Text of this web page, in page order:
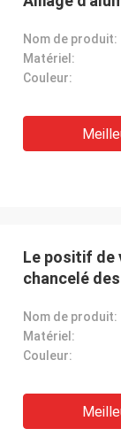
Nom de produit:
Matériel:
Couleur:
Le positif de
chancelé
Nom de produit:
Matériel:
Couleur: